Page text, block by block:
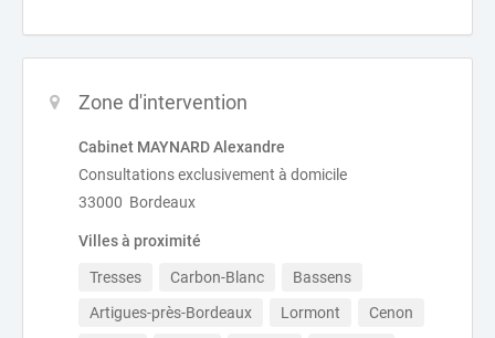
Zone d'intervention
Cabinet MAYNARD Alexandre
Consultations exclusivement à domicile
33000 Bordeaux
Villes à proximité
Tresses Carbon-Blanc
Bassens
Artigues-près-Bordeaux
Lormont
Cenon